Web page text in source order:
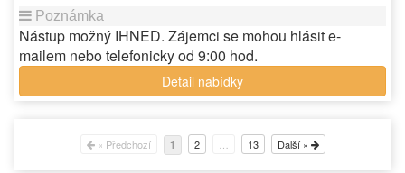
Nástup možný IHNED. Zájemci se mohou hlásit e-
mailem nebo telefonicky od 9:00 hod.
Detail nabídky
« Předchozí 1 2 13 Další »